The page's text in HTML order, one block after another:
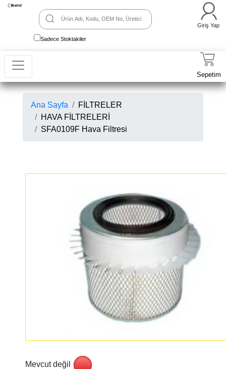
Sadece Stoktakiler
Giriş Yap
Sepetim
Ana Sayfa
FİLTRELER
HAVA FİLTRELERİ
SFA0109F Hava Filtresi
Mevcut değil